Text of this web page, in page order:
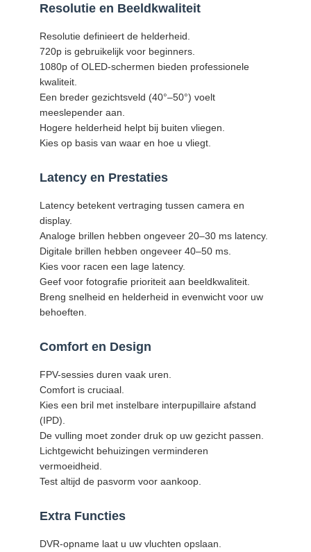
PRIVACYBELEID
Resolutie en Beeldkwaliteit
Resolutie definieert de helderheid.
720p is gebruikelijk voor beginners.
1080p of OLED-schermen bieden professionele
kwaliteit.
Een breder gezichtsveld (40°–50°) voelt
meeslepender aan.
Hogere helderheid helpt bij buiten vliegen.
Kies op basis van waar en hoe u vliegt.
Latency en Prestaties
Latency betekent vertraging tussen camera en
display.
Analoge brillen hebben ongeveer 20–30 ms latency.
Digitale brillen hebben ongeveer 40–50 ms.
Kies voor racen een lage latency.
Geef voor fotografie prioriteit aan beeldkwaliteit.
Breng snelheid en helderheid in evenwicht voor uw
behoeften.
Comfort en Design
FPV-sessies duren vaak uren.
Comfort is cruciaal.
Kies een bril met instelbare interpupillaire afstand
(IPD).
De vulling moet zonder druk op uw gezicht passen.
Lichtgewicht behuizingen verminderen
vermoeidheid.
Test altijd de pasvorm voor aankoop.
Extra Functies
DVR-opname laat u uw vluchten opslaan.